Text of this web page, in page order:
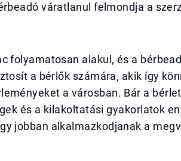
váratlanul felmondja a
folyamatosan alakul, és a
a bérlők számára, akik így
a városban. Bár a
és a kilakoltatási gyakorlatok
jobban alkalmazkodjanak a